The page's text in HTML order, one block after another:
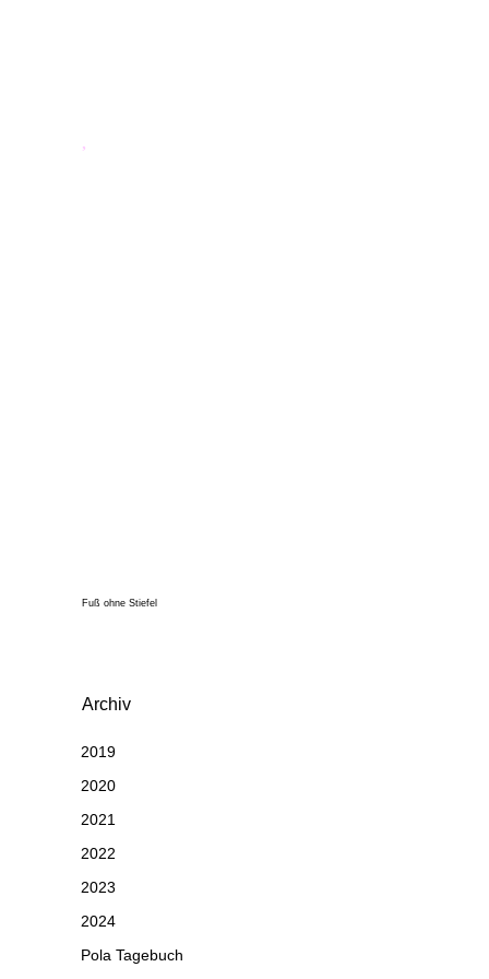
Fuß ohne Stiefel
Archiv
2019
2020
2021
2022
2023
2024
Pola Tagebuch